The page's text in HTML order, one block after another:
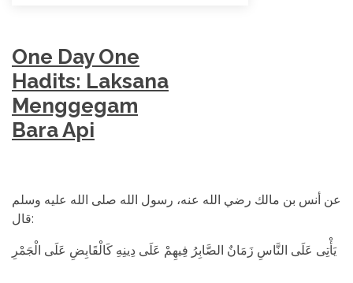
One Day One
Hadits: Laksana
Menggegam
Bara Api
عن أنس بن مالك رضي الله عنه، رسول الله صلى الله عليه وسلم
قال:
يَأْتِى عَلَى النَّاسِ زَمَانٌ الصَّابِرُ فِيهِمْ عَلَى دِينِهِ كَالْقَابِضِ عَلَى الْجَمْرِ